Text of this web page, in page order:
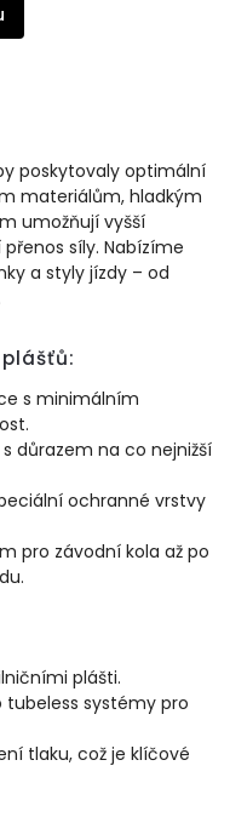
poskytovaly optimální
materiálům, hladkým
umožňují vyšší
síly. Nabízíme
a styly jízdy – od
s minimálním
důrazem na co nejnižší
ochranné vrstvy
pro závodní kola až po
plášti.
tubeless systémy pro
tlaku, což je klíčové